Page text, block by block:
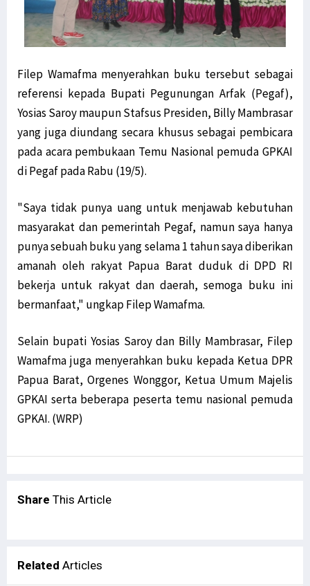
Filep Wamafma menyerahkan buku tersebut sebagai
referensi kepada Bupati Pegunungan Arfak (Pegaf),
Yosias Saroy maupun Stafsus Presiden, Billy Mambrasar
yang juga diundang secara khusus sebagai pembicara
pada acara pembukaan Temu Nasional pemuda GPKAI
di Pegaf pada Rabu (19/5).
"Saya tidak punya uang untuk menjawab kebutuhan
masyarakat dan pemerintah Pegaf, namun saya hanya
punya sebuah buku yang selama 1 tahun saya diberikan
amanah oleh rakyat Papua Barat duduk di DPD RI
bekerja untuk rakyat dan daerah, semoga buku ini
bermanfaat," ungkap Filep Wamafma.
Selain bupati Yosias Saroy dan Billy Mambrasar, Filep
Wamafma juga menyerahkan buku kepada Ketua DPR
Papua Barat, Orgenes Wonggor, Ketua Umum Majelis
GPKAI serta beberapa peserta temu nasional pemuda
GPKAI. (WRP)
Share This Article
Related Articles